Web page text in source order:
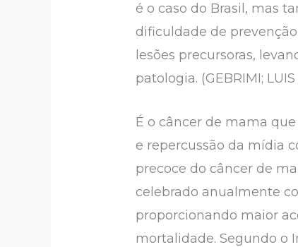
é o caso do Brasil, mas
dificuldade de
lesões precursoras,
patologia. (GEBRIMI;
É o câncer de mama
e repercussão da mídia
precoce do câncer de
celebrado anualmente
proporcionando maior
mortalidade. Segundo o